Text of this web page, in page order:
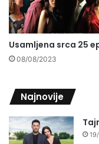
Usamljena srca 25
08/08/2023
Najnovije